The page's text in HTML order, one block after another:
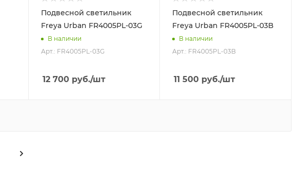
Подвесной светильник
Freya Urban FR4005PL-03G
В наличии
Арт.: FR4005PL-03G
12 700руб./шт
Подвесной светильник
Freya Urban FR4005PL-03B
В наличии
Арт.: FR4005PL-03B
11 500 руб./шт